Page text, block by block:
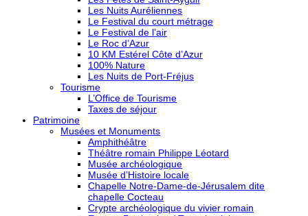
Les Nuits Auréliennes
Le Festival du court métrage
Le Festival de l’air
Le Roc d’Azur
10 KM Estérel Côte d’Azur
100% Nature
Les Nuits de Port-Fréjus
Tourisme
L’Office de Tourisme
Taxes de séjour
Patrimoine
Musées et Monuments
Amphithéâtre
Théâtre romain Philippe Léotard
Musée archéologique
Musée d’Histoire locale
Chapelle Notre-Dame-de-Jérusalem dite
chapelle Cocteau
Crypte archéologique du vivier romain